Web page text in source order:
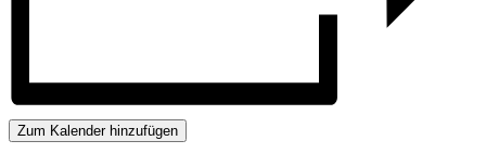
Zum Kalender hinzufügen